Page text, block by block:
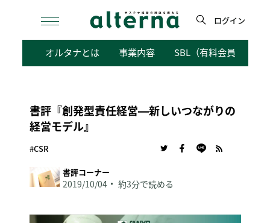
検
ログイン
オルタナとは 事業内容 SBL（有料会員向けサ
書評『創発型責任経営―新しいつながりの
経営モデル』
#CSR
書評コーナー
2019/10/04 約3分で読める